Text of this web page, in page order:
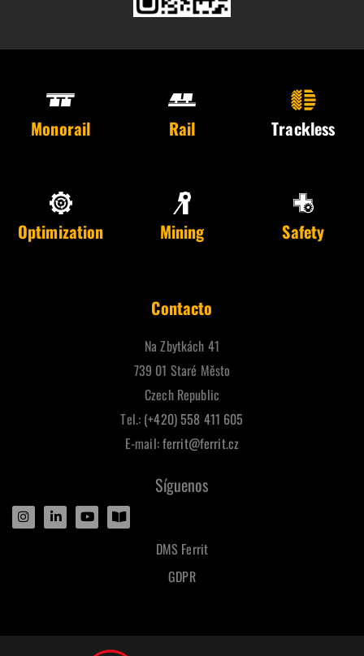
Monorail Rail Trackless
Optimization Mining Safety
Contacto
Na Zbytkách 41
739 01 Staré Město
Czech Republic
Tel.: (+420) 558 411 605
E-mail:ferrit@ferrit.cz
Síguenos
DMS Ferrit
GDPR